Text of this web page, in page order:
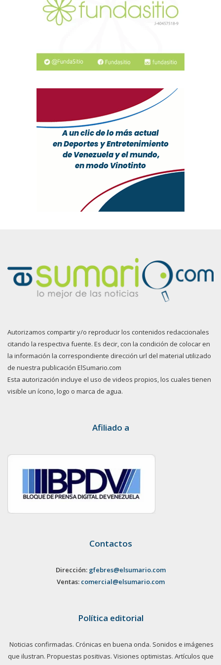
Autorizamos compartir y/o reproducir los contenidos redaccionales
citando la respectiva fuente. Es decir, con la condición de colocar en
la información la correspondiente dirección url del material utilizado
de nuestra publicación ElSumario.com
Esta autorización incluye el uso de videos propios, los cuales tienen
visible un ícono, logo o marca de agua.
Afiliado a
Contactos
Dirección: gfebres@elsumario.com
Ventas: comercial@elsumario.com
Política editorial
Noticias confirmadas. Crónicas en buena onda. Sonidos e imágenes
que ilustran. Propuestas positivas. Visiones optimistas. Artículos que